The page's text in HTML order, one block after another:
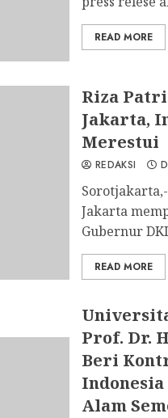
READ MORE
Riza
Jakarta,
Merestui
REDAKSI
Jakarta
Gubernur
READ MORE
Prof. Dr.
Beri
Alam